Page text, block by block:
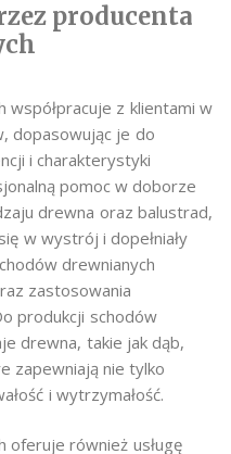
producenta
współpracuje z klientami w
dopasowując je do
i charakterystyki
pomoc w doborze
drewna oraz balustrad,
w wystrój i dopełniały
drewnianych
zastosowania
produkcji schodów
drewna, takie jak dąb,
zapewniają nie tylko
i wytrzymałość.
oferuje również usługę